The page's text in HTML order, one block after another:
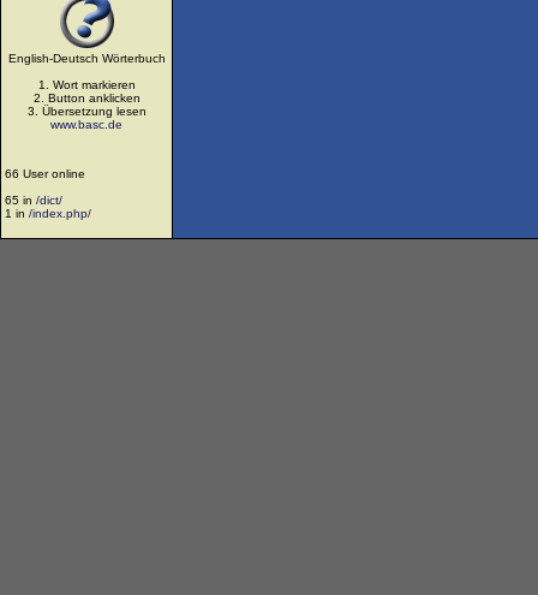
English-Deutsch Wörterbuch
1. Wort markieren
2. Button anklicken
3. Übersetzung lesen
www.basc.de
66 User online
65 in /dict/
1 in /index.php/